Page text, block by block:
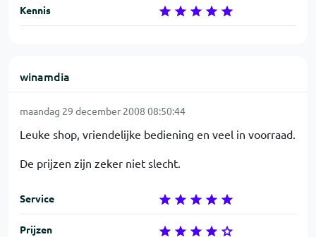
Kennis
winamdia
maandag 29 december 2008 08:50:44
Leuke shop, vriendelijke bediening en veel in voorraad.
De prijzen zijn zeker niet slecht.
Service
Prijzen